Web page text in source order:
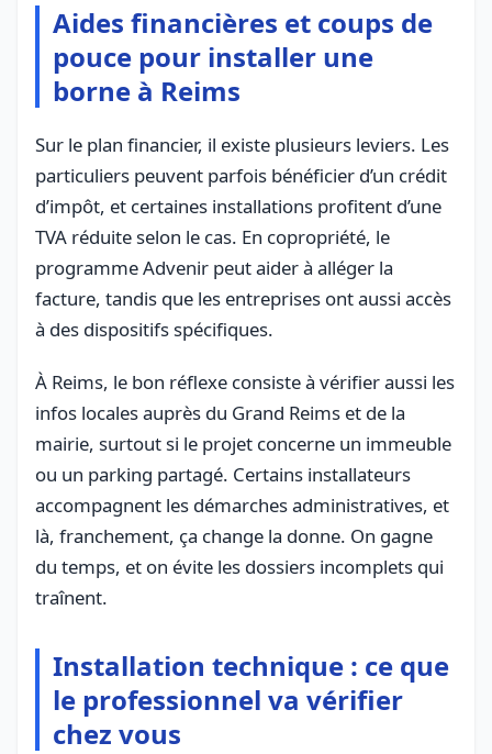
Aides financières et coups de
pouce pour installer une
borne à Reims
Sur le plan financier, il existe plusieurs leviers. Les
particuliers peuvent parfois bénéficier d’un crédit
d’impôt, et certaines installations profitent d’une
TVA réduite selon le cas. En copropriété, le
programme Advenir peut aider à alléger la
facture, tandis que les entreprises ont aussi accès
à des dispositifs spécifiques.
À Reims, le bon réflexe consiste à vérifier aussi les
infos locales auprès du Grand Reims et de la
mairie, surtout si le projet concerne un immeuble
ou un parking partagé. Certains installateurs
accompagnent les démarches administratives, et
là, franchement, ça change la donne. On gagne
du temps, et on évite les dossiers incomplets qui
traînent.
Installation technique : ce que
le professionnel va vérifier
chez vous